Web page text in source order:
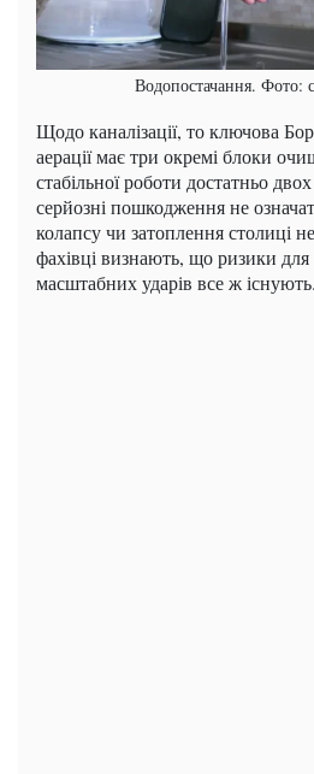
Водопостачання. Фото:
Щодо каналізації, то ключова
аерації має три окремі блоки
стабільної роботи достатньо
серйозні пошкодження не
колапсу чи затоплення столиці
фахівці визнають, що ризики для
масштабних ударів все ж існують.